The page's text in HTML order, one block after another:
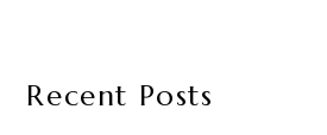
Recent Posts